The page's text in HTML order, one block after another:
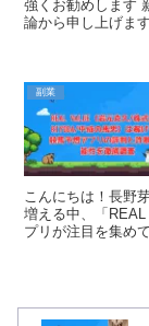
強くお勧めします
論から申し上げま
副業
こんにちは！長野
増える中、「
プリが注目を集め